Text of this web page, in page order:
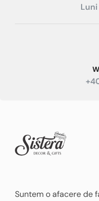
Suntem o afacere de